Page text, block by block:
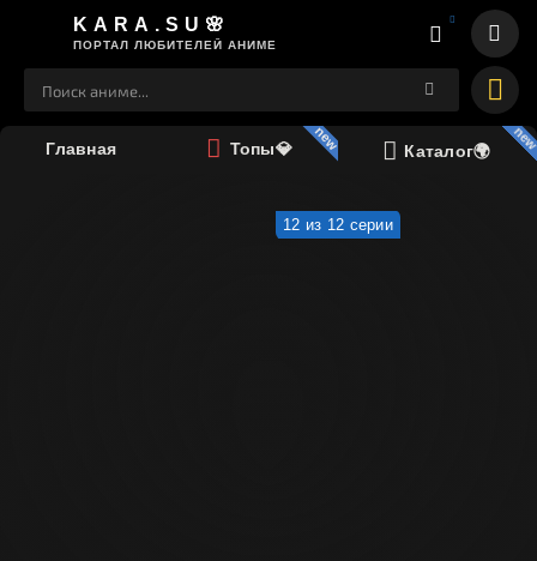
KARA.SU🌸
ПОРТАЛ ЛЮБИТЕЛЕЙ АНИМЕ
Главная Топы💎 Каталог🌍
12 из 12 серии